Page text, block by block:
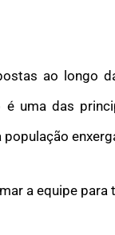
ao longo
uma das
a equipe para